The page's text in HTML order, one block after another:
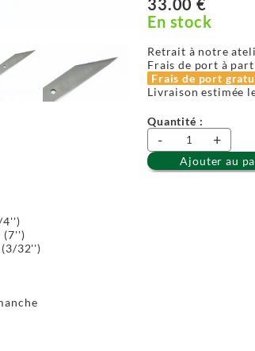
33.00 €
En stock
Retrait à notre
Frais de port à
Frais de port
Livraison estimée
Quantité :
- +
Ajouter au
4'')
(7'')
(3/32'')